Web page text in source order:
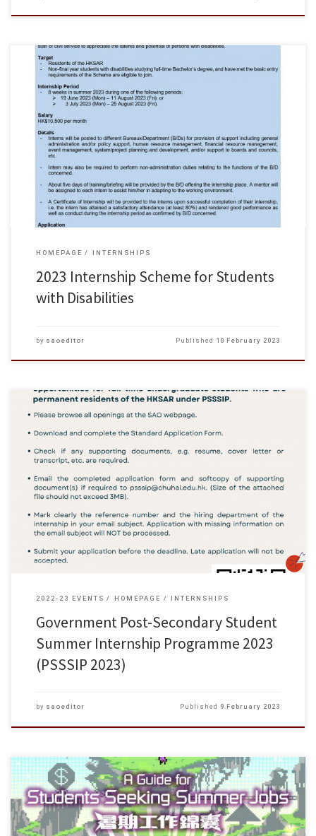
“2023 Internship Scheme for Students with Disabilities” is launched.
Application deadline is 23 February 2023, 5:00 pm. For details, please refer
to the poster below.
HOMEPAGE INTERNSHIPS
2023 Internship Scheme for Students
with Disabilities
by saoeditor Published 10 February 2023
Government Post-Secondary Student Summer Internship Programme 2023
(PSSSIP 2023) is launched. For details, please refer to the poster below.
Please click at https://sao.chuhai.edu.hk/career-development/summer-
internship/ to view our regular updates.
2022-23 EVENTS HOMEPAGE INTERNSHIPS
Government Post-Secondary Student
Summer Internship Programme 2023
(PSSSIP 2023)
by saoeditor Published 9 February 2023